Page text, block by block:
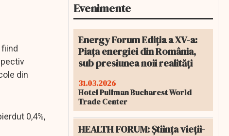
din
0,4%,
Evenimente
Energy Forum Ediția a XV-a:
Piața energiei din România,
sub presiunea noii realități
31.03.2026
Hotel Pullman Bucharest World
Trade Center
HEALTH FORUM: Știința vieții-